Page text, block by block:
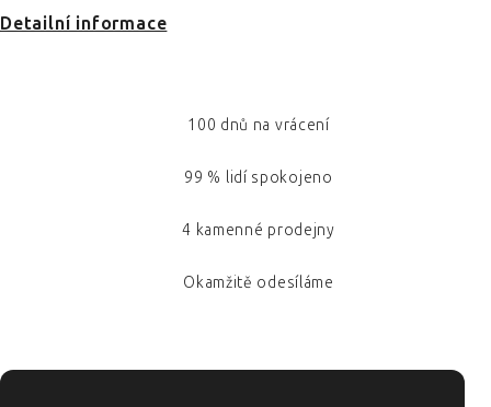
Detailní informace
100 dnů na vrácení
99 % lidí spokojeno
4 kamenné prodejny
Okamžitě odesíláme
ZÁPATÍ